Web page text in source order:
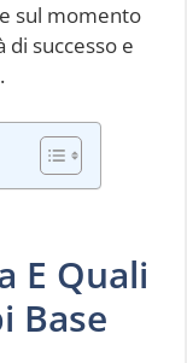
sul momento
successo e
E Quali
Base